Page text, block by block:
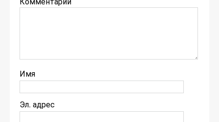
Имя
Эл. адрес